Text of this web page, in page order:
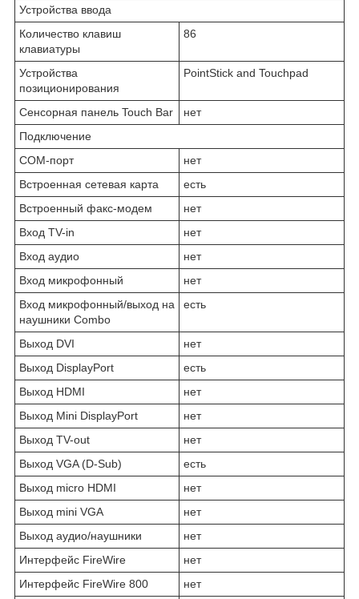
Устройства ввода
Количество клавиш
клавиатуры
86
Устройства
позиционирования
PointStick and Touchpad
Сенсорная панель Touch Bar
нет
Подключение
COM-порт
нет
Встроенная сетевая карта
есть
Встроенный факс-модем
нет
Вход TV-in
нет
Вход аудио
нет
Вход микрофонный
нет
Вход микрофонный/выход на
наушники Combo
есть
Выход DVI
нет
Выход DisplayPort
есть
Выход HDMI
нет
Выход Mini DisplayPort
нет
Выход TV-out
нет
Выход VGA (D-Sub)
есть
Выход micro HDMI
нет
Выход mini VGA
нет
Выход аудио/наушники
нет
Интерфейс FireWire
нет
Интерфейс FireWire 800
нет